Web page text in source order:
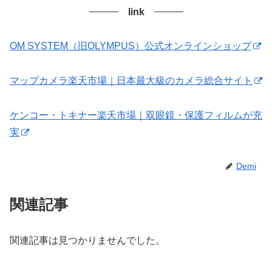
link
OM SYSTEM（旧OLYMPUS）公式オンラインショップ
マップカメラ楽天市場｜日本最大級のカメラ総合サイト
ケンコー・トキナー楽天市場｜双眼鏡・保護フィルムが充
実
Demi
関連記事
関連記事は見つかりませんでした。